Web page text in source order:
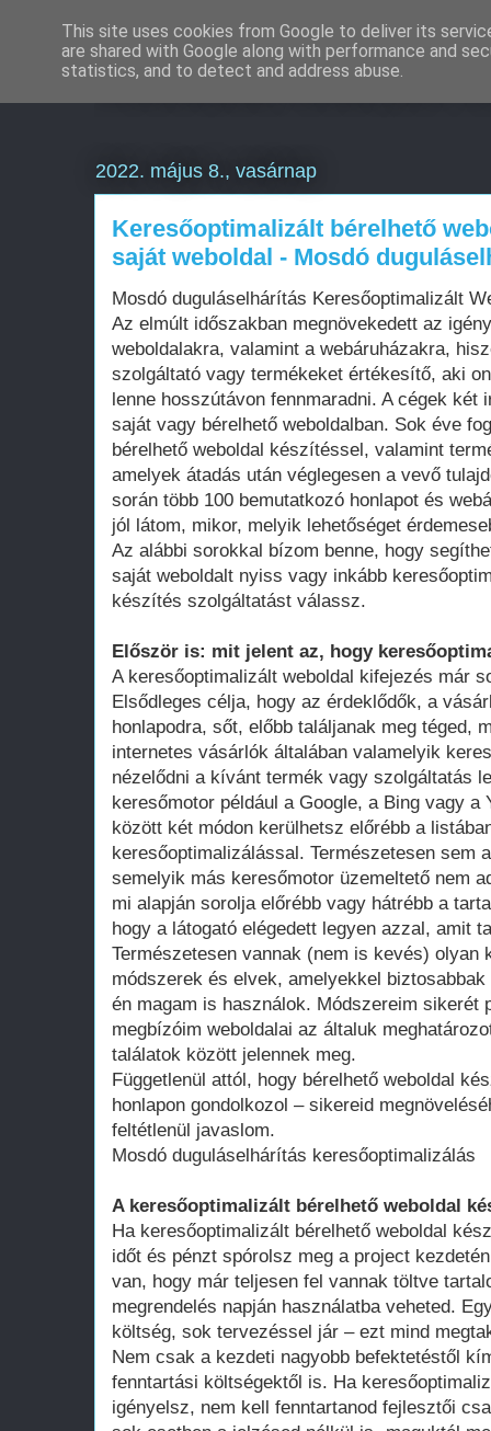
Weboldal készítés
2022. május 8., vasárnap
Keresőoptimalizált bérelhető
saját weboldal - Mosdó
Mosdó duguláselhárítás Keresőoptimalizált
Az elmúlt időszakban megnövekedett az
weboldalakra, valamint a webáruházakra,
szolgáltató vagy termékeket értékesítő, aki
lenne hosszútávon fennmaradni. A cégek két
saját vagy bérelhető weboldalban. Sok éve
bérelhető weboldal készítéssel, valamint
amelyek átadás után véglegesen a vevő
során több 100 bemutatkozó honlapot és
jól látom, mikor, melyik lehetőséget
Az alábbi sorokkal bízom benne, hogy
saját weboldalt nyiss vagy inkább
készítés szolgáltatást válassz.
Először is: mit jelent az, hogy
A keresőoptimalizált weboldal kifejezés már
Elsődleges célja, hogy az érdeklődők, a
honlapodra, sőt, előbb találjanak meg téged,
internetes vásárlók általában valamelyik
nézelődni a kívánt termék vagy szolgáltatás
keresőmotor például a Google, a Bing vagy a
között két módon kerülhetsz előrébb a
keresőoptimalizálással. Természetesen sem
semelyik más keresőmotor üzemeltető nem
mi alapján sorolja előrébb vagy hátrébb a
hogy a látogató elégedett legyen azzal, amit
Természetesen vannak (nem is kevés) olyan
módszerek és elvek, amelyekkel
én magam is használok. Módszereim sikerét
megbízóim weboldalai az általuk
találatok között jelennek meg.
Függetlenül attól, hogy bérelhető weboldal
honlapon gondolkozol – sikereid
feltétlenül javaslom.
Mosdó duguláselhárítás keresőoptimalizálás
A keresőoptimalizált bérelhető weboldal
Ha keresőoptimalizált bérelhető weboldal
időt és pénzt spórolsz meg a project
van, hogy már teljesen fel vannak töltve
megrendelés napján használatba veheted.
költség, sok tervezéssel jár – ezt mind
Nem csak a kezdeti nagyobb befektetéstől
fenntartási költségektől is. Ha
igényelsz, nem kell fenntartanod fejlesztői
This site uses cookies from Google to deliver its
are shared with Google along with performance and
statistics, and to detect and address abuse.